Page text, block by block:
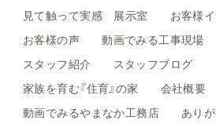
見て触って実感 展示室
お客様
お客様の声
動画でみる工事現場
スタッフ紹介
スタッフブログ
家族を育む『住育』の家
会社概要
動画でみるやまなか工務店
あり